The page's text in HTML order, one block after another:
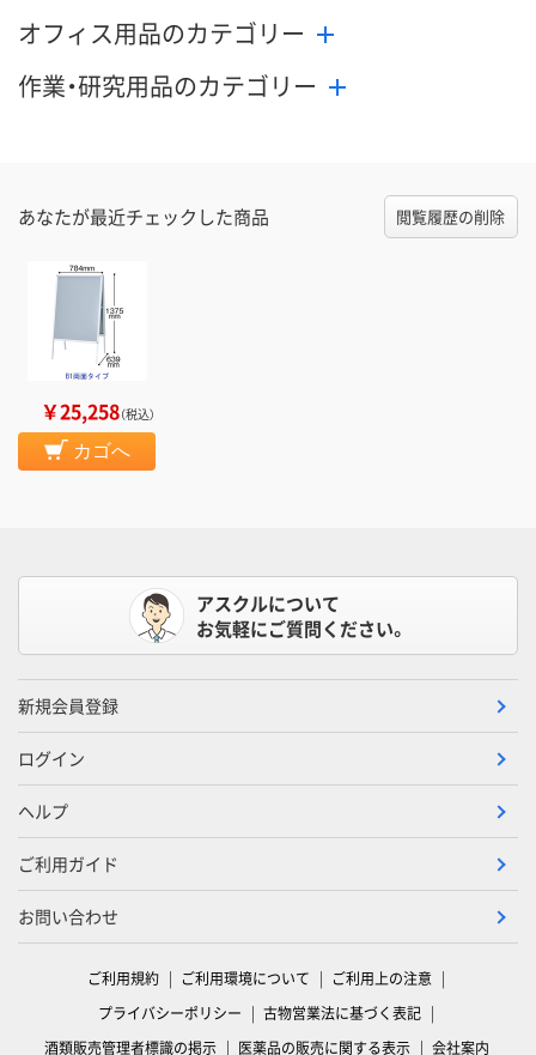
オフィス用品のカテゴリー
作業・研究用品のカテゴリー
あなたが最近チェックした商品 閲覧履歴の削除
￥25,258（税込）
カゴへ
アスクルについて
お気軽にご質問ください。
新規会員登録
ログイン
ヘルプ
ご利用ガイド
お問い合わせ
ご利用規約 ご利用環境について
ご利用上の注意
プライバシーポリシー
古物営業法に基づく表記
酒類販売管理者標識の掲示
医薬品の販売に関する表示 会社案内